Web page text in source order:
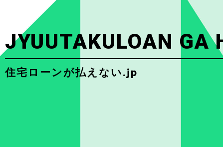
JYUUTAKULOAN GA
住宅ローンが払えない.jp